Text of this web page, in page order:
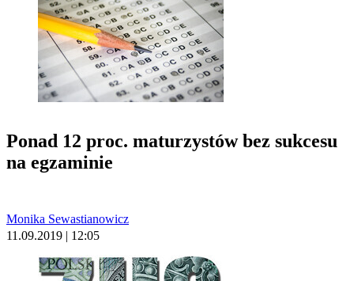
Ponad 12 proc. maturzystów bez sukcesu
na egzaminie
Monika Sewastianowicz
11.09.2019 | 12:05